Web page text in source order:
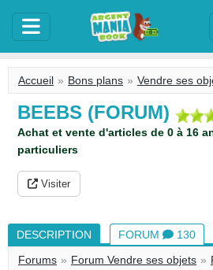
Accueil Bons plans Vendre ses
BEEBS (FORUM)
Achat et vente d'articles de 0 à 16
particuliers
Visiter
DESCRIPTION FORUM 130
Forums
Forum Vendre ses objets